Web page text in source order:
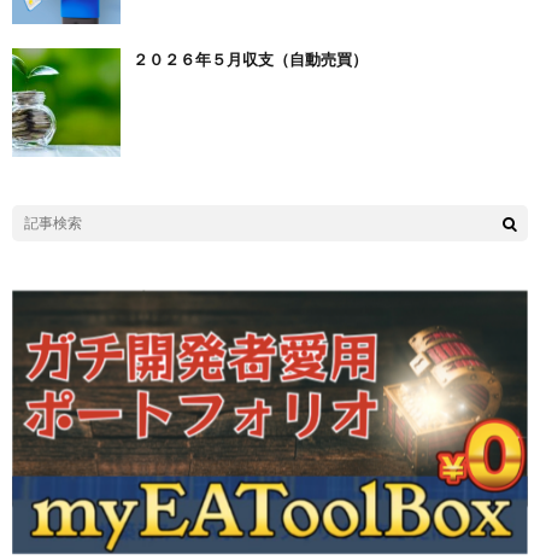
２０２６年５月収支（自動売買）